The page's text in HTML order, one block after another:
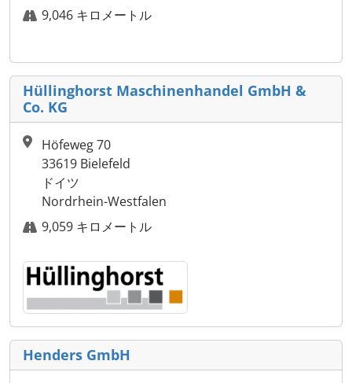
9,046 キロメートル
Hüllinghorst Maschinenhandel GmbH &
Co. KG
Höfeweg 70
33619 Bielefeld
ドイツ
Nordrhein-Westfalen
9,059 キロメートル
Henders GmbH